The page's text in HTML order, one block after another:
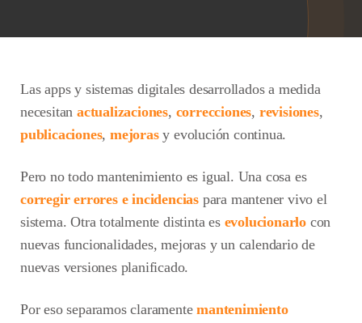
Las apps y sistemas digitales desarrollados a medida
necesitan actualizaciones, correcciones, revisiones,
publicaciones,mejorasy evolución continua.
Pero no todo mantenimiento es igual. Una cosa es
corregir errores e incidencias para mantener vivo el
sistema. Otra totalmente distinta es evolucionarlo con
nuevas funcionalidades, mejoras y un calendario de
nuevas versiones planificado.
Por eso separamos claramentemantenimiento